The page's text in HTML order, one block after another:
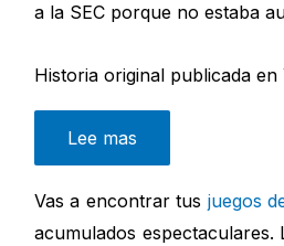
a la SEC porque no estaba
Historia original publicada en
Lee mas
Vas a encontrar tus juegos
acumulados